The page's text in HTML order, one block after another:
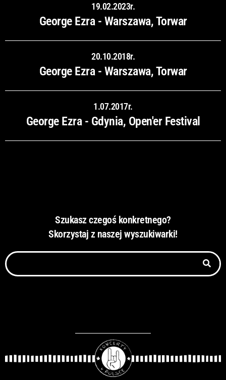
19.02.2023r.
George Ezra - Warszawa, Torwar
20.10.2018r.
George Ezra - Warszawa, Torwar
1.07.2017r.
George Ezra - Gdynia, Open'er Festival
Szukasz czegoś konkretnego?
Skorzystaj z naszej wyszukiwarki!
S
z